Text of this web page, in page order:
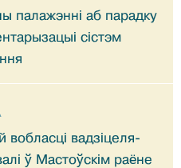
палажэнні аб парадку
сістэм
вадзіцеля-
ў Мастоўскім раёне